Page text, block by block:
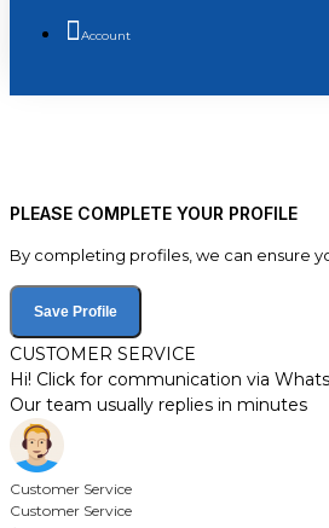
Account
PLEASE COMPLETE YOUR PROFILE
By completing profiles, we can ensure
Save Profile
CUSTOMER SERVICE
Hi! Click for communication via
Our team usually replies in minutes
Customer Service
Customer Service